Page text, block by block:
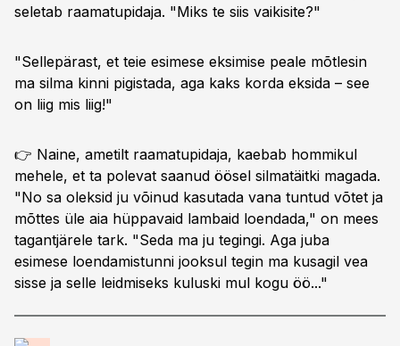
seletab raamatupidaja. "Miks te siis vaikisite?"
"Sellepärast, et teie esimese eksimise peale mõtlesin
ma silma kinni pigistada, aga kaks korda eksida – see
on liig mis liig!"
👉 Naine, ametilt raamatupidaja, kaebab hommikul
mehele, et ta polevat saanud öösel silmatäitki magada.
"No sa oleksid ju võinud kasutada vana tuntud võtet ja
mõttes üle aia hüppavaid lambaid loendada," on mees
tagantjärele tark. "Seda ma ju tegingi. Aga juba
esimese loendamistunni jooksul tegin ma kusagil vea
sisse ja selle leidmiseks kuluski mul kogu öö..."